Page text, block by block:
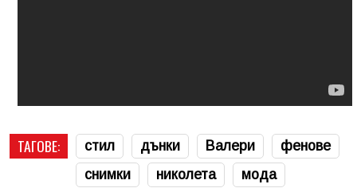
ТАГОВЕ: стил дънки Валери
фенове
снимки
николета мода